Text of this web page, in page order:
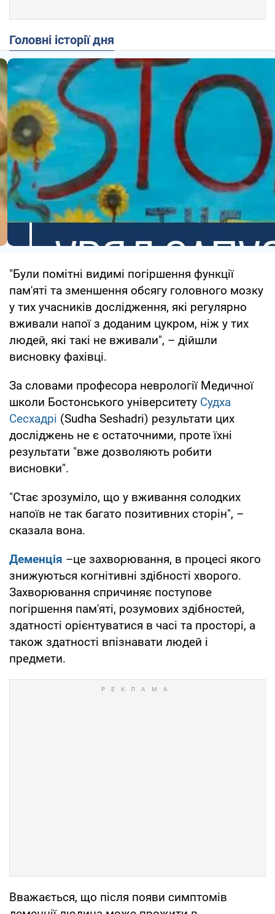
Головні історії дня
"Були помітні видимі погіршення функції
пам'яті та зменшення обсягу головного мозку
у тих учасників дослідження, які регулярно
вживали напої з доданим цукром, ніж у тих
людей, які такі не вживали", – дійшли
висновку фахівці.
За словами професора неврології Медичної
школи Бостонського університету Судха
Сесхадрі (Sudha Seshadri) результати цих
досліджень не є остаточними, проте їхні
результати "вже дозволяють робити
висновки".
"Стає зрозуміло, що у вживання солодких
напоїв не так багато позитивних сторін", –
сказала вона.
Деменція –це захворювання, в процесі якого
знижуються когнітивні здібності хворого.
Захворювання спричиняє поступове
погіршення пам'яті, розумових здібностей,
здатності орієнтуватися в часі та просторі, а
також здатності впізнавати людей і
предмети.
Вважається, що після появи симптомів